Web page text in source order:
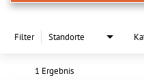
Filter Standorte
1 Ergebnis